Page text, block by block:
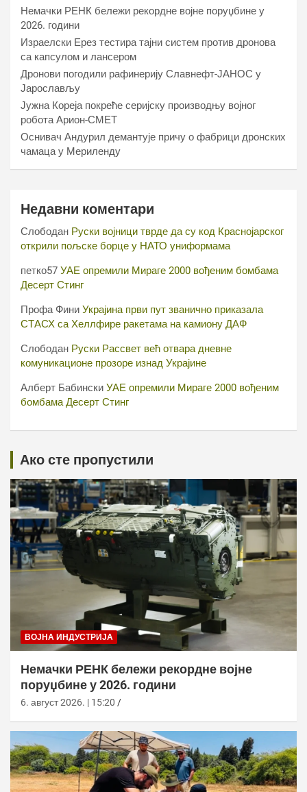
Немачки РЕНК бележи рекордне војне поруџбине у
2026. години
Израелски Ерез тестира тајни систем против дронова
са капсулом и лансером
Дронови погодили рафинерију Славнефт-ЈАНОС у
Јарослављу
Јужна Кореја покреће серијску производњу војног
робота Арион-СМЕТ
Оснивач Андурил демантује причу о фабрици дронских
чамаца у Мериленду
Недавни коментари
Слободан Руски војници тврде да су код Краснојарског
открили пољске борце у НАТО униформама
петко57 УАЕ опремили Мираге 2000 вођеним бомбама
Десерт Стинг
Профа Фини Украјина први пут званично приказала
СТАСХ са Хеллфире ракетама на камиону ДАФ
Слободан Руски Рассвет већ отвара дневне
комуникационе прозоре изнад Украјине
Алберт Бабински УАЕ опремили Мираге 2000 вођеним
бомбама Десерт Стинг
Ако сте пропустили
ВОЈНА ИНДУСТРИЈА
Немачки РЕНК бележи рекордне војне
поруџбине у 2026. години
6. август 2026. | 15:20